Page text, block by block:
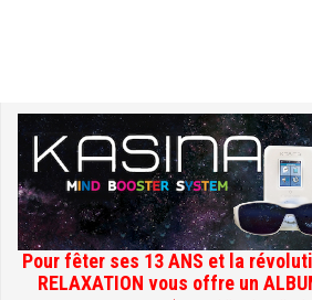
Pour fêter ses 13 ANS et la
RELAXATION vous offre un